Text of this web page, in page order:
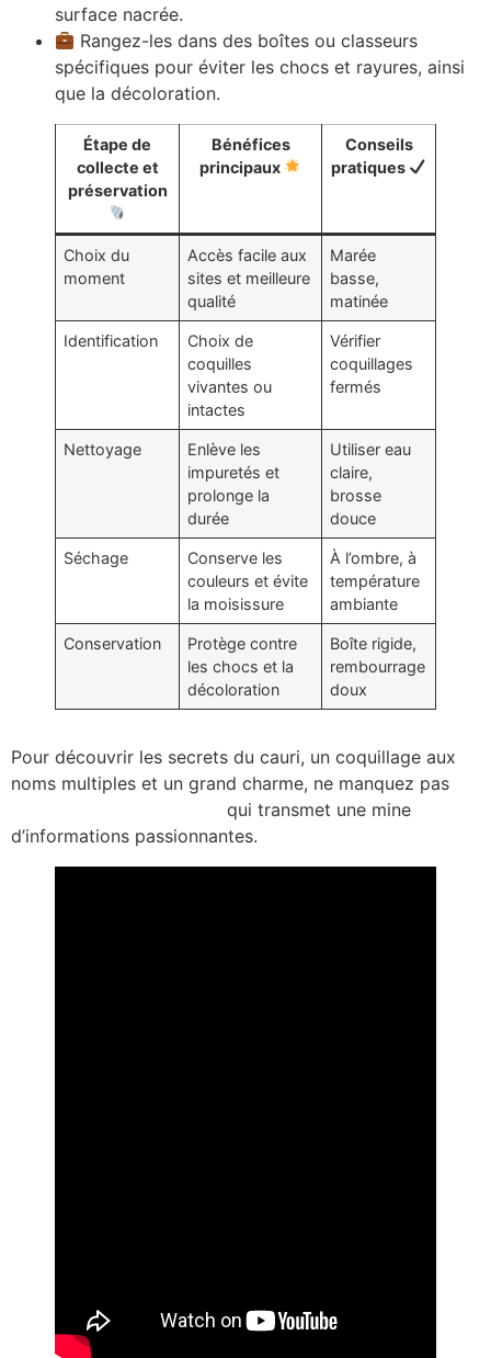
surface nacrée.
Rangez-les dans des boîtes ou classeurs
spécifiques pour éviter les chocs et rayures, ainsi
que la décoloration.
Étape de
collecte et
préservation
Bénéfices
principaux
Conseils
pratiques
Choix du
moment
Accès facile aux
sites et meilleure
qualité
Marée
basse,
matinée
Identification
Choix de
coquilles
vivantes ou
intactes
Vérifier
coquillages
fermés
Nettoyage
Enlève les
impuretés et
prolonge la
durée
Utiliser eau
claire,
brosse
douce
Séchage
Conserve les
couleurs et évite
la moisissure
À l’ombre, à
température
ambiante
Conservation
Protège contre
les chocs et la
décoloration
Boîte rigide,
rembourrage
doux
Pour découvrir les secrets du cauri, un coquillage aux
noms multiples et un grand charme, ne manquez pas
qui transmet une mine
d’informations passionnantes.